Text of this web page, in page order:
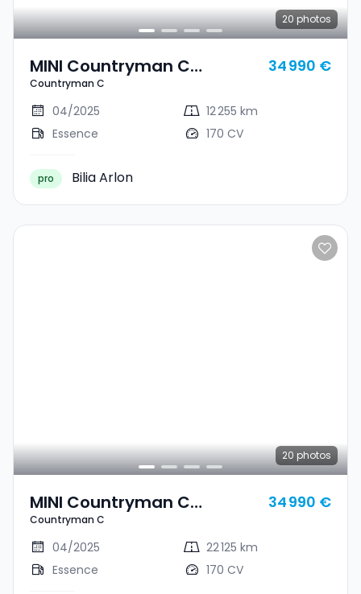
20 photos
MINI Countryman C
Countryman C
Countryman C
34 990 €
04/2025
12 255 km
Essence
170 CV
pro Bilia Arlon
20 photos
MINI Countryman C
Countryman C
Countryman C
34 990 €
04/2025
22 125 km
Essence
170 CV